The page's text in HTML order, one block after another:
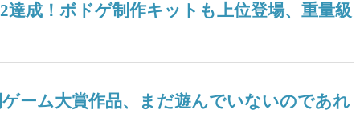
成！ボドゲ制作キットも上位登場、重量級
ーム大賞作品、まだ遊んでいないのであれ